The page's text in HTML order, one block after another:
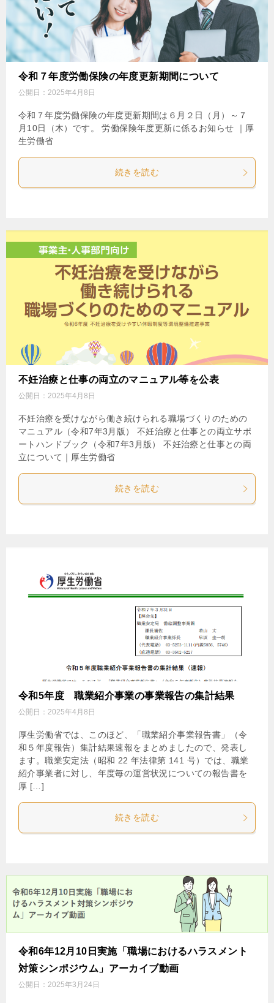
令和７年度労働保険の年度更新期間について
公開日： 2025年4月8日
令和７年度労働保険の年度更新期間は６月２日（月）～７
月10日（木）です。 労働保険年度更新に係るお知らせ ｜厚
生労働省
続きを読む
不妊治療と仕事の両立のマニュアル等を公表
公開日： 2025年4月8日
不妊治療を受けながら働き続けられる職場づくりのための
マニュアル（令和7年3月版） 不妊治療と仕事との両立サポ
ートハンドブック（令和7年3月版） 不妊治療と仕事との両
立について｜厚生労働省
続きを読む
令和5年度 職業紹介事業の事業報告の集計結果
公開日： 2025年4月8日
厚生労働省では、このほど、「職業紹介事業報告書」（令
和５年度報告）集計結果速報をまとめましたので、発表し
ます。職業安定法（昭和 22 年法律第 141 号）では、職業
紹介事業者に対し、年度毎の運営状況についての報告書を
厚 […]
続きを読む
令和6年12月10日実施「職場におけるハラスメント
対策シンポジウム」アーカイブ動画
公開日： 2025年3月24日